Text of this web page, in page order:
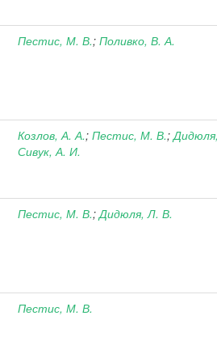
Пестис, М. В.;Поливко, В. А.
Козлов, А. А.;Пестис, М. В.;
Сивук, А. И.
Пестис, М. В.;Дидюля, Л. В.
Пестис, М. В.